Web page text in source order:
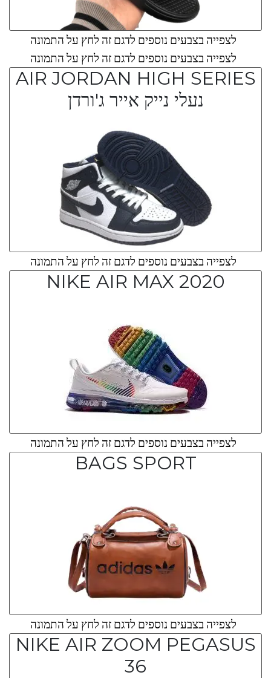
לצפייה בצבעים נוספים לדגם זה לחץ על התמונה
לצפייה בצבעים נוספים לדגם זה לחץ על התמונה
AIR JORDAN HIGH SERIES
נעלי נייק אייר ג'ורדן
לצפייה בצבעים נוספים לדגם זה לחץ על התמונה
NIKE AIR MAX 2020
לצפייה בצבעים נוספים לדגם זה לחץ על התמונה
BAGS SPORT
לצפייה בצבעים נוספים לדגם זה לחץ על התמונה
NIKE AIR ZOOM PEGASUS
36